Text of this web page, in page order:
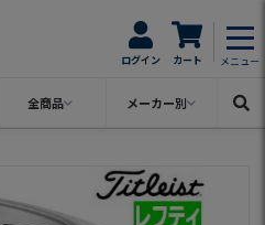
ログイン カート メニュー
全商品 メーカー別